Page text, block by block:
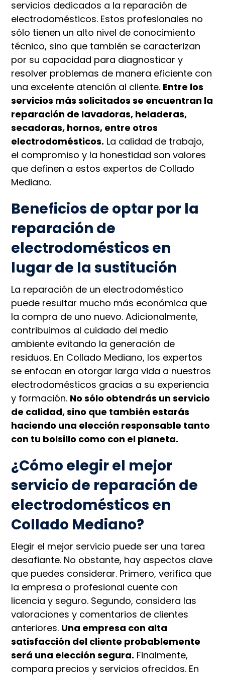
servicios dedicados a la reparación de
electrodomésticos. Estos profesionales no
sólo tienen un alto nivel de conocimiento
técnico, sino que también se caracterizan
por su capacidad para diagnosticar y
resolver problemas de manera eficiente con
una excelente atención al cliente. Entre los
servicios más solicitados se encuentran la
reparación de lavadoras, heladeras,
secadoras, hornos, entre otros
electrodomésticos. La calidad de trabajo,
el compromiso y la honestidad son valores
que definen a estos expertos de Collado
Mediano.
Beneficios de optar por la
reparación de
electrodomésticos en
lugar de la sustitución
La reparación de un electrodoméstico
puede resultar mucho más económica que
la compra de uno nuevo. Adicionalmente,
contribuimos al cuidado del medio
ambiente evitando la generación de
residuos. En Collado Mediano, los expertos
se enfocan en otorgar larga vida a nuestros
electrodomésticos gracias a su experiencia
y formación. No sólo obtendrás un servicio
de calidad, sino que también estarás
haciendo una elección responsable tanto
con tu bolsillo como con el planeta.
¿Cómo elegir el mejor
servicio de reparación de
electrodomésticos en
Collado Mediano?
Elegir el mejor servicio puede ser una tarea
desafiante. No obstante, hay aspectos clave
que puedes considerar. Primero, verifica que
la empresa o profesional cuente con
licencia y seguro. Segundo, considera las
valoraciones y comentarios de clientes
anteriores. Una empresa con alta
satisfacción del cliente probablemente
será una elección segura. Finalmente,
compara precios y servicios ofrecidos. En